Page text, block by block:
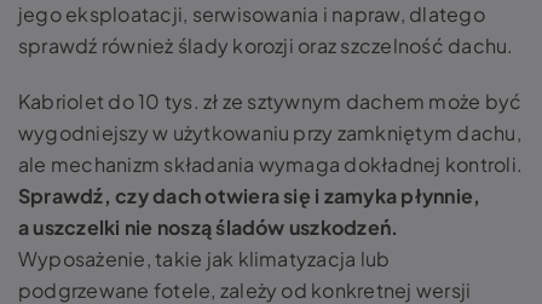
jego eksploatacji, serwisowania i napraw, dlatego
sprawdź również ślady korozji oraz szczelność dachu.
Kabriolet do 10 tys. zł ze sztywnym dachem może być
wygodniejszy w użytkowaniu przy zamkniętym dachu,
ale mechanizm składania wymaga dokładnej kontroli.
Sprawdź, czy dach otwiera się i zamyka płynnie,
a uszczelki nie noszą śladów uszkodzeń.
Wyposażenie, takie jak klimatyzacja lub
podgrzewane fotele, zależy od konkretnej wersji